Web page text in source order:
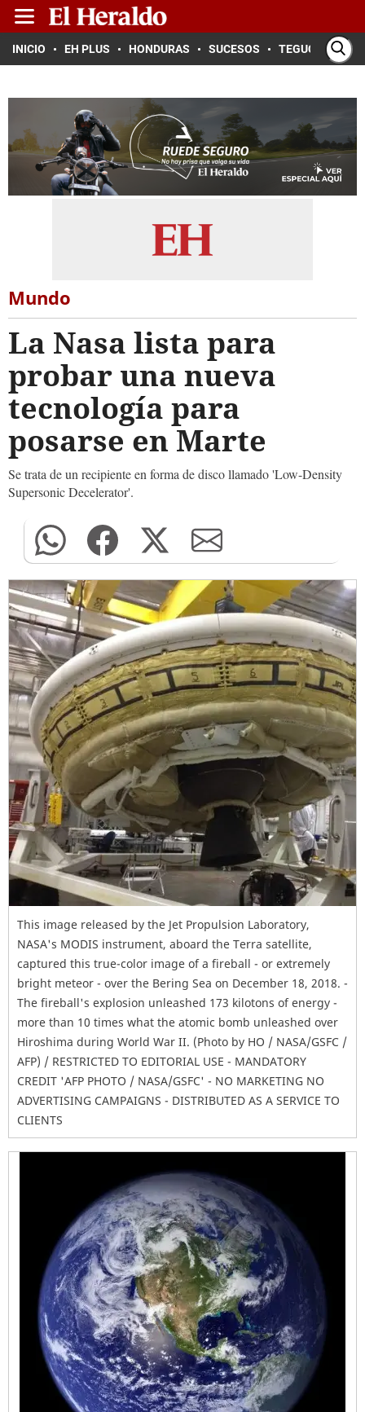
INICIO EH PLUS HONDURAS SUCESOS TEGUCIGALPA
Mundo
La Nasa lista para
probar una nueva
tecnología para
posarse en Marte
Se trata de un recipiente en forma de disco llamado 'Low-Density
Supersonic Decelerator'.
This image released by the Jet Propulsion Laboratory,
NASA's MODIS instrument, aboard the Terra satellite,
captured this true-color image of a fireball - or extremely
bright meteor - over the Bering Sea on December 18, 2018. -
The fireball's explosion unleashed 173 kilotons of energy -
more than 10 times what the atomic bomb unleashed over
Hiroshima during World War II. (Photo by HO / NASA/GSFC /
AFP) / RESTRICTED TO EDITORIAL USE - MANDATORY
CREDIT 'AFP PHOTO / NASA/GSFC' - NO MARKETING NO
ADVERTISING CAMPAIGNS - DISTRIBUTED AS A SERVICE TO
CLIENTS